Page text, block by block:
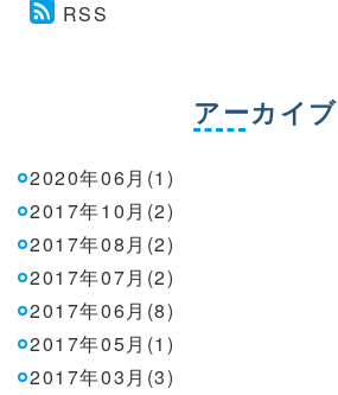
RSS
アーカイブ
2020年06月(1)
2017年10月(2)
2017年08月(2)
2017年07月(2)
2017年06月(8)
2017年05月(1)
2017年03月(3)